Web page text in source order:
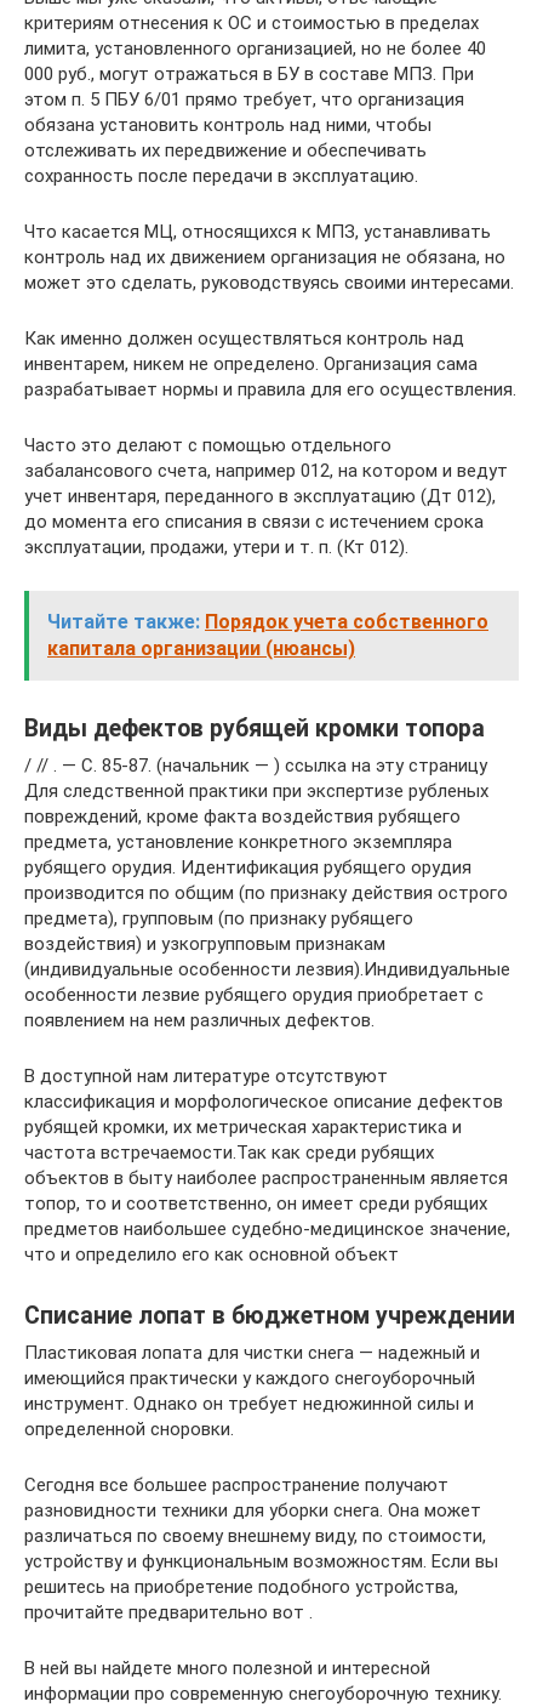
критериям отнесения к ОС и стоимостью в пределах
лимита, установленного организацией, но не более 40
000 руб., могут отражаться в БУ в составе МПЗ. При
этом п. 5 ПБУ 6/01 прямо требует, что организация
обязана установить контроль над ними, чтобы
отслеживать их передвижение и обеспечивать
сохранность после передачи в эксплуатацию.
Что касается МЦ, относящихся к МПЗ, устанавливать
контроль над их движением организация не обязана, но
может это сделать, руководствуясь своими интересами.
Как именно должен осуществляться контроль над
инвентарем, никем не определено. Организация сама
разрабатывает нормы и правила для его осуществления.
Часто это делают с помощью отдельного
забалансового счета, например 012, на котором и ведут
учет инвентаря, переданного в эксплуатацию (Дт 012),
до момента его списания в связи с истечением срока
эксплуатации, продажи, утери и т. п. (Кт 012).
Читайте также: Порядок учета собственного
капитала организации (нюансы)
Виды дефектов рубящей кромки топора
/ // . — С. 85-87. (начальник — ) ссылка на эту страницу
Для следственной практики при экспертизе рубленых
повреждений, кроме факта воздействия рубящего
предмета, установление конкретного экземпляра
рубящего орудия. Идентификация рубящего орудия
производится по общим (по признаку действия острого
предмета), групповым (по признаку рубящего
воздействия) и узкогрупповым признакам
(индивидуальные особенности лезвия).Индивидуальные
особенности лезвие рубящего орудия приобретает с
появлением на нем различных дефектов.
В доступной нам литературе отсутствуют
классификация и морфологическое описание дефектов
рубящей кромки, их метрическая характеристика и
частота встречаемости.Так как среди рубящих
объектов в быту наиболее распространенным является
топор, то и соответственно, он имеет среди рубящих
предметов наибольшее судебно-медицинское значение,
что и определило его как основной объект
Списание лопат в бюджетном учреждении
Пластиковая лопата для чистки снега — надежный и
имеющийся практически у каждого снегоуборочный
инструмент. Однако он требует недюжинной силы и
определенной сноровки.
Сегодня все большее распространение получают
разновидности техники для уборки снега. Она может
различаться по своему внешнему виду, по стоимости,
устройству и функциональным возможностям. Если вы
решитесь на приобретение подобного устройства,
прочитайте предварительно вот .
В ней вы найдете много полезной и интересной
информации про современную снегоуборочную технику.